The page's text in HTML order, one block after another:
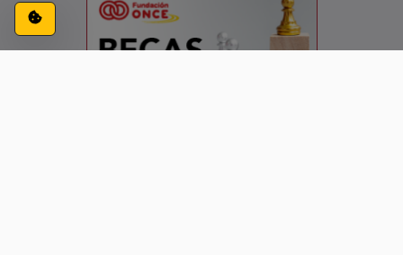
Configuración de cookies